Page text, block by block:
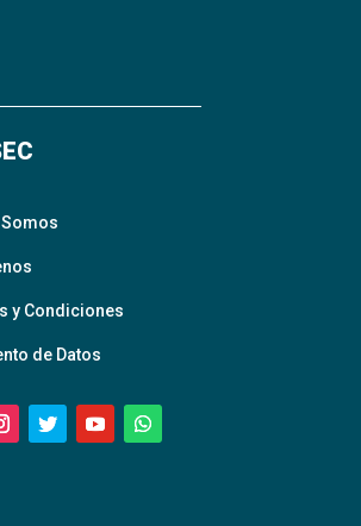
y Condiciones
de Datos